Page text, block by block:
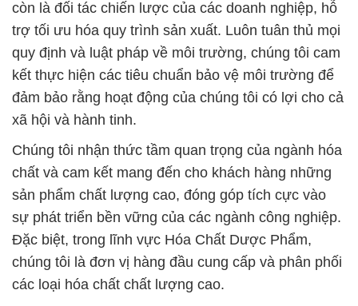
còn là đối tác chiến lược của các doanh nghiệp, hỗ
trợ tối ưu hóa quy trình sản xuất. Luôn tuân thủ mọi
quy định và luật pháp về môi trường, chúng tôi cam
kết thực hiện các tiêu chuẩn bảo vệ môi trường để
đảm bảo rằng hoạt động của chúng tôi có lợi cho cả
xã hội và hành tinh.
Chúng tôi nhận thức tầm quan trọng của ngành hóa
chất và cam kết mang đến cho khách hàng những
sản phẩm chất lượng cao, đóng góp tích cực vào
sự phát triển bền vững của các ngành công nghiệp.
Đặc biệt, trong lĩnh vực Hóa Chất Dược Phẩm,
chúng tôi là đơn vị hàng đầu cung cấp và phân phối
các loại hóa chất chất lượng cao.